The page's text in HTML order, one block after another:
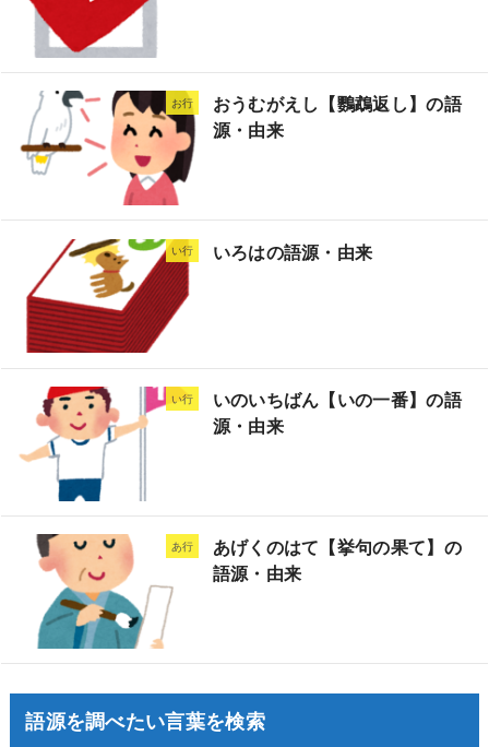
お行
おうむがえし【鸚鵡返し】の語
源・由来
い行 いろはの語源・由来
い行
いのいちばん【いの一番】の語
源・由来
あ行
あげくのはて【挙句の果て】の
語源・由来
語源を調べたい言葉を検索